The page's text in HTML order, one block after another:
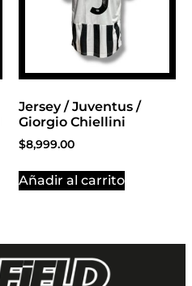
Jersey / Juventus /
Giorgio Chiellini
$8,999.00
Añadir al carrito